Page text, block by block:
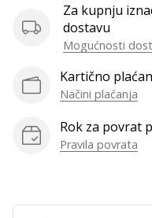
sve
članke
Za kupnju
dostavu
Mogućnosti
Kartično
Načini plaćanja
Rok za povrat
Pravila povrata